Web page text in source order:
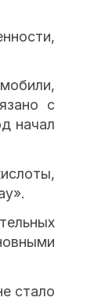
с
начал
стало